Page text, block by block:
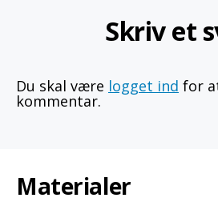
Skriv et
Du skal være logget ind for
kommentar.
Materialer